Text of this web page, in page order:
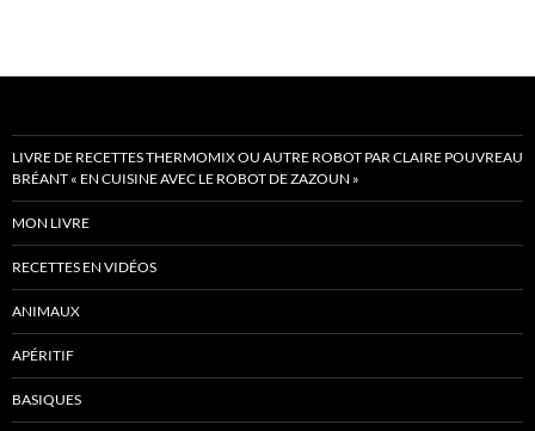
LIVRE DE RECETTES THERMOMIX OU AUTRE ROBOT PAR CLAIRE POUVREAU
BRÉANT « EN CUISINE AVEC LE ROBOT DE ZAZOUN »
MON LIVRE
RECETTES EN VIDÉOS
ANIMAUX
APÉRITIF
BASIQUES